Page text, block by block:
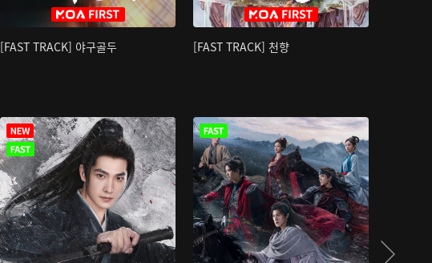
[FAST TRACK] 야구골두 [FAST TRACK] 천향